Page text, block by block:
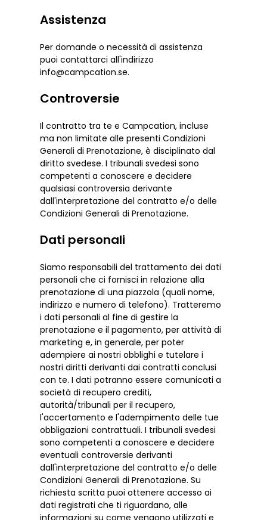
Assistenza
Per domande o necessità di assistenza
puoi contattarci all'indirizzo
info@campcation.se.
Controversie
Il contratto tra te e Campcation, incluse
ma non limitate alle presenti Condizioni
Generali di Prenotazione, è disciplinato dal
diritto svedese. I tribunali svedesi sono
competenti a conoscere e decidere
qualsiasi controversia derivante
dall'interpretazione del contratto e/o delle
Condizioni Generali di Prenotazione.
Dati personali
Siamo responsabili del trattamento dei dati
personali che ci fornisci in relazione alla
prenotazione di una piazzola (quali nome,
indirizzo e numero di telefono). Tratteremo
i dati personali al fine di gestire la
prenotazione e il pagamento, per attività di
marketing e, in generale, per poter
adempiere ai nostri obblighi e tutelare i
nostri diritti derivanti dai contratti conclusi
con te. I dati potranno essere comunicati a
società di recupero crediti,
autorità/tribunali per il recupero,
l'accertamento e l'adempimento delle tue
obbligazioni contrattuali. I tribunali svedesi
sono competenti a conoscere e decidere
eventuali controversie derivanti
dall'interpretazione del contratto e/o delle
Condizioni Generali di Prenotazione. Su
richiesta scritta puoi ottenere accesso ai
dati registrati che ti riguardano, alle